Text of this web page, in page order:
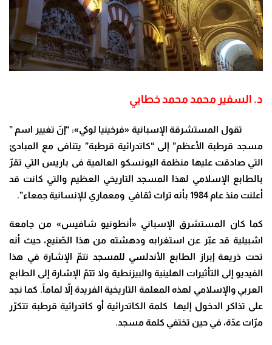
د. السفير محمد محمد خطابي
تقول المستشرقة الإسبانية «فرخينيا لوكي»: “إنّ تغيير اسم ”
مسجد قرطبة الأعظم” إلى “كاتدرائية قرطبة” يتنافى مع المبادئ
التي صادقت عليها منظمة اليونسكو العالمية فى باريس التي تقرّ
بالطابع الإسلامي لهذا المسجد التاريخي العظيم والتي كانت قد
أعلنت منذ عام 1984 بأنه تراث ثقافي ومعماري للإنسانية جمعاء
”.
كما كان المستشرق الإسباني «أنطونيو شافيس» من جامعة
اشبيلية قد عبّر عن استغرابه ودهشته من هذا الصّنيع، حيث أنه
تحت ذريعة إبراز الطابع الأندلسي للمسجد تتمّ الإشارة في هذا
الفيديو إلى التأثيرات الهلينية والبيزنطية ولا تتمّ الإشارة إلى الطابع
العربي والإسلامي لهذه المعلمة التاريخية الفريدة إلاّ لماماً. كما نجد
على تذاكر الدخول إليها كلمة الكاتدرائية أو كاتدرائية قرطبة تتكرّر
مرّات عدّة، في حين تختفي كلمة مسجد.